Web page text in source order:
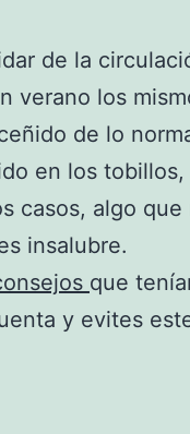
de la
verano los
de lo
en los
casos, algo
insalubre.
que
y evites